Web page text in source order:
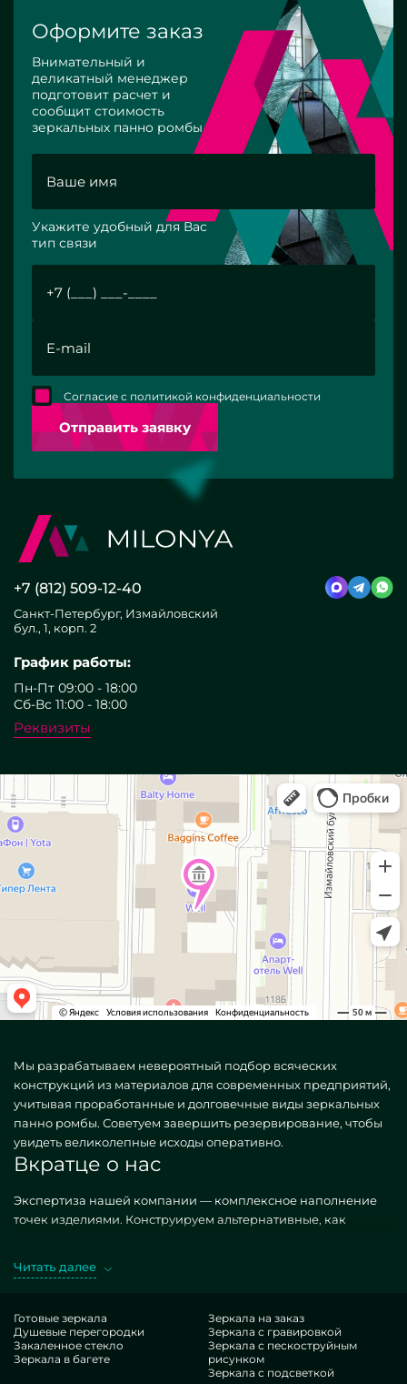
Оформите заказ
Внимательный и
деликатный менеджер
подготовит расчет и
сообщит стоимость
зеркальных панно ромбы
Укажите удобный для Вас
тип связи
Отправить заявку
Согласие с политикой конфиденциальности
+7 (812) 509-12-40
Санкт-Петербург, Измайловский
бул., 1, корп. 2
График работы:
Пн-Пт 09:00 - 18:00
Сб-Вс 11:00 - 18:00
Реквизиты
Мы разрабатываем невероятный подбор всяческих
конструкций из материалов для современных предприятий,
учитывая проработанные и долговечные виды зеркальных
панно ромбы. Советуем завершить резервирование, чтобы
увидеть великолепные исходы оперативно.
Вкратце о нас
Экспертиза нашей компании — комплексное наполнение
точек изделиями. Конструируем альтернативные, как
Предпочитая обозначенные исполнения в экзекуции
приемлемой расценкой, не проигрывающий конкурентным
эквивалентам. Если вы вознамериваетесь прокачать свои
жилплощади, придать им роскошества, своеобразия,
непременно оцените наши конструкции, от зеркальных
Читать далее
Готовые зеркала
Душевые перегородки
Закаленное стекло
Зеркала в багете
Зеркала на заказ
Зеркала с гравировкой
Зеркала с пескоструйным
рисунком
Зеркала с подсветкой